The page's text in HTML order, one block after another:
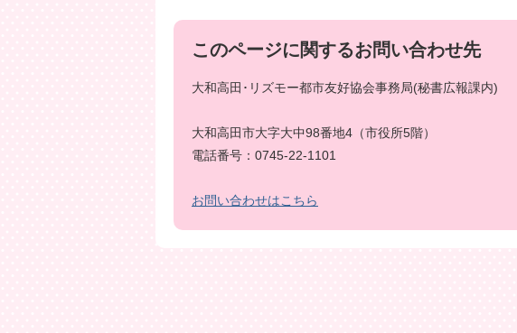
このページに関するお問い合わせ先
大和高田･リズモー都市友好協会事務局(秘書広報課内)
大和高田市大字大中98番地4（市役所5階）
電話番号：0745-22-1101
お問い合わせはこちら